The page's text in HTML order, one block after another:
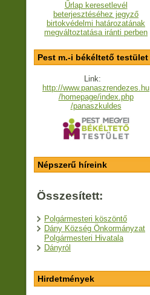
Űrlap keresetlevél
beterjesztéséhez jegyző
birtokvédelmi határozatának
megváltoztatása iránti perben
Pest m.-i békéltető testület
Link:
http://www.panaszrendezes.hu
/homepage/index.php
/panaszkuldes
Népszerű híreink
Összesített:
Polgármesteri köszöntő
Dány Község Önkormányzat
Polgármesteri Hivatala
Dányról
Hirdetmények